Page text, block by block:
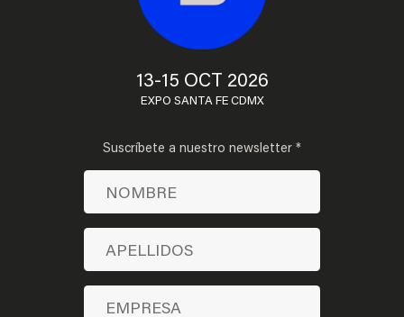
13-15 OCT 2026
EXPO SANTA FE CDMX
Suscríbete a nuestro newsletter *